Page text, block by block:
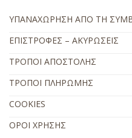
ΥΠΑΝΑΧΩΡΗΣΗ ΑΠΟ ΤΗ
ΕΠΙΣΤΡΟΦΕΣ – ΑΚΥΡΩΣΕΙΣ
ΤΡΟΠΟΙ ΑΠΟΣΤΟΛΗΣ
ΤΡΟΠΟΙ ΠΛΗΡΩΜΗΣ
COOKIES
ΟΡΟΙ ΧΡΗΣΗΣ